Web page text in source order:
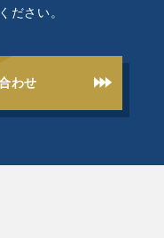
ださい。
わせ